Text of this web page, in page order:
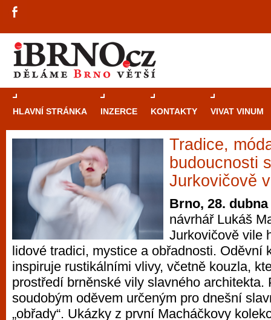
HLAVNÍ STRÁNKA INZERCE KONTAKTY VIVAT VINUM
Tradice,
budoucnosti
Jurkovičově
Brno, 28. dubna
návrhář Lukáš
Jurkovičově vile
lidové tradici, mystice a obřadnosti. Oděvní
inspiruje rustikálními vlivy, včetně kouzla,
prostředí brněnské vily slavného architekta.
soudobým oděvem určeným pro dnešní
„obřady“. Ukázky z první Macháčkovy
Průvodce
Brně: Od
automaty
Brno je
zajímavé
restaurace,
Mimo jiné je ale také místem, kde si
vyzkoušet různé kasinové hry. V
metropoli naleznete širokou nabídku her
po moderní automaty jak pro pravidelné